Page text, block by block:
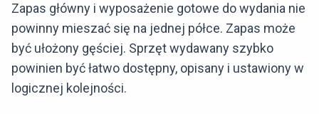
Zapas główny i wyposażenie gotowe do wydania nie
powinny mieszać się na jednej półce. Zapas może
być ułożony gęściej. Sprzęt wydawany szybko
powinien być łatwo dostępny, opisany i ustawiony w
logicznej kolejności.